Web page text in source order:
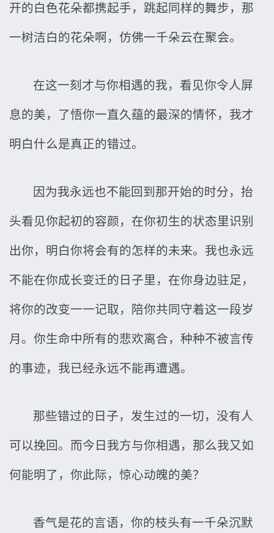
开的白色花朵都携起手，跳起同样的舞步，那
一树洁白的花朵啊，仿佛一千朵云在聚会。
在这一刻才与你相遇的我，看见你令人屏
息的美，了悟你一直久蕴的最深的情怀，我才
明白什么是真正的错过。
因为我永远也不能回到那开始的时分，抬
头看见你起初的容颜，在你初生的状态里识别
出你，明白你将会有的怎样的未来。我也永远
不能在你成长变迁的日子里，在你身边驻足，
将你的改变一一记取，陪你共同守着这一段岁
月。你生命中所有的悲欢离合，种种不被言传
的事迹，我已经永远不能再遭遇。
那些错过的日子，发生过的一切，没有人
可以挽回。而今日我方与你相遇，那么我又如
何能明了，你此际，惊心动魄的美？
香气是花的言语，你的枝头有一千朵沉默